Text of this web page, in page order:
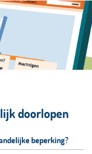
doorlopen
beperking?